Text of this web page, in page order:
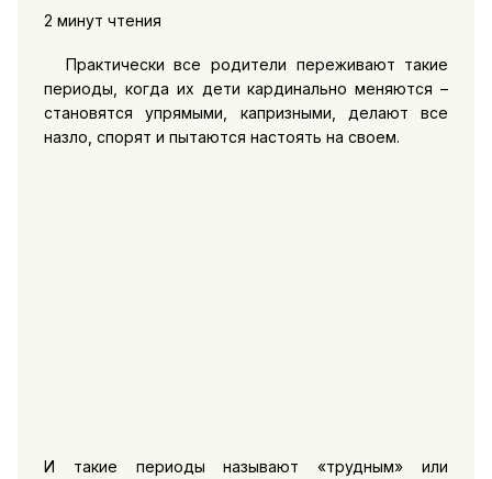
2 минут чтения
Практически все родители переживают такие
периоды, когда их дети кардинально меняются –
становятся упрямыми, капризными, делают все
назло, спорят и пытаются настоять на своем.
И такие периоды называют «трудным» или